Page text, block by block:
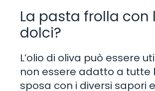
La pasta frolla con
dolci?
L’olio di oliva può essere
non essere adatto a tutte
sposa con i diversi sapori